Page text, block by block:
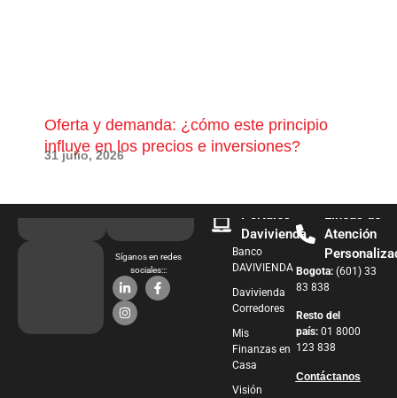
Oferta y demanda: ¿cómo este principio
influye en los precios e inversiones?
31 julio, 2026
Síganos en redes
sociales:::
Portales
Davivienda
Banco
DAVIVIENDA
Davivienda
Corredores
Mis
Finanzas en
Casa
Visión
Líneas de
Atención
Bogota: (601) 33
83 838
Resto del
país: 01 8000
123 838
Contáctanos